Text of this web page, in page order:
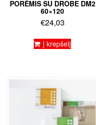
PORĖMIS SU DROBE DM2
60×120
€24,03
Į krepšelį